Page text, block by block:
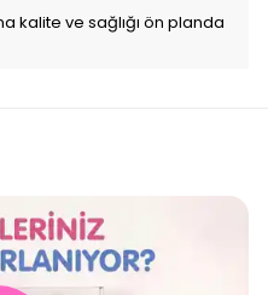
kalite ve sağlığı ön planda